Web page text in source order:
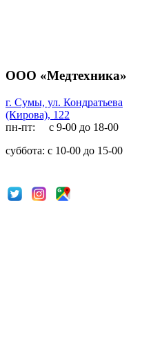
ООО «Медтехника»
г. Сумы, ул. Кондратьева
(Кирова), 122
пн-пт: с 9-00 до 18-00
суббота: с 10-00 до 15-00